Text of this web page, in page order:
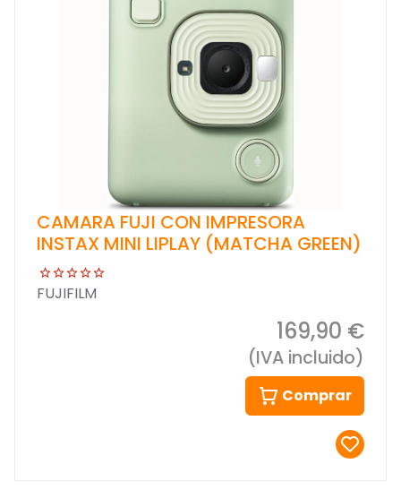
CAMARA FUJI CON IMPRESORA
INSTAX MINI LIPLAY (MATCHA GREEN)
FUJIFILM
169,90 €
(IVA incluido)
Comprar